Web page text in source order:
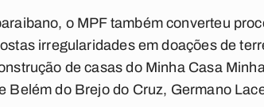
o MPF também converteu
irregularidades em doações de
de casas do Minha Casa
Belém do Brejo do Cruz, Germano